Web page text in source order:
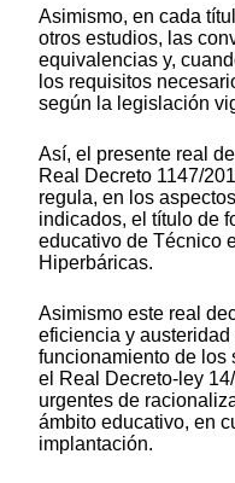
Asimismo, en cada
otros estudios, las
equivalencias y,
los requisitos
según la legislación
Así, el presente real
Real Decreto 1147/
regula, en los
indicados, el título de
educativo de Técnico
Hiperbáricas.
Asimismo este real
eficiencia y austeridad
funcionamiento de los
el Real Decreto-ley
urgentes de
ámbito educativo, en
implantación.